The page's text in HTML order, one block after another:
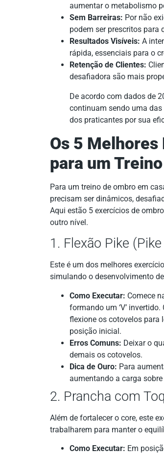
aumentar o metabolismo
Sem Barreiras: Por não
podem ser prescritos para
Resultados Visíveis: A
rápida, essenciais para o
Retenção de Clientes:
desafiadora são mais
De acordo com dados de
continuam sendo uma
dos praticantes por sua
Os 5 Melhores
para um
Para um treino de ombro em
precisam ser dinâmicos,
Aqui estão 5 exercícios de
outro nível.
1. Flexão Pike
Este é um dos melhores
simulando o desenvolvimento
Como Executar: Comece
formando um ‘V’
flexione os cotovelos para
posição inicial.
Erros Comuns: Deixar o
demais os cotovelos.
Dica de Ouro: Para
aumentando a carga
2. Prancha com
Além de fortalecer o core, este
trabalharem para manter o
Como Executar: Em